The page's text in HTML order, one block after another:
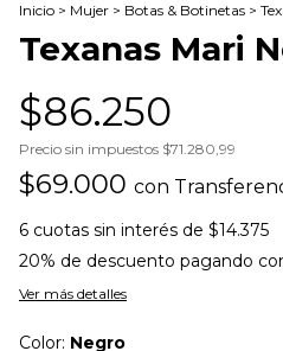
Inicio > Mujer > Botas & Botinetas >
Texanas Mari
$86.250
Precio sin impuestos $71.280,99
$69.000 con
6 cuotas sin interés de $14.375
20% de descuento pagando
Ver más detalles
Color: Negro